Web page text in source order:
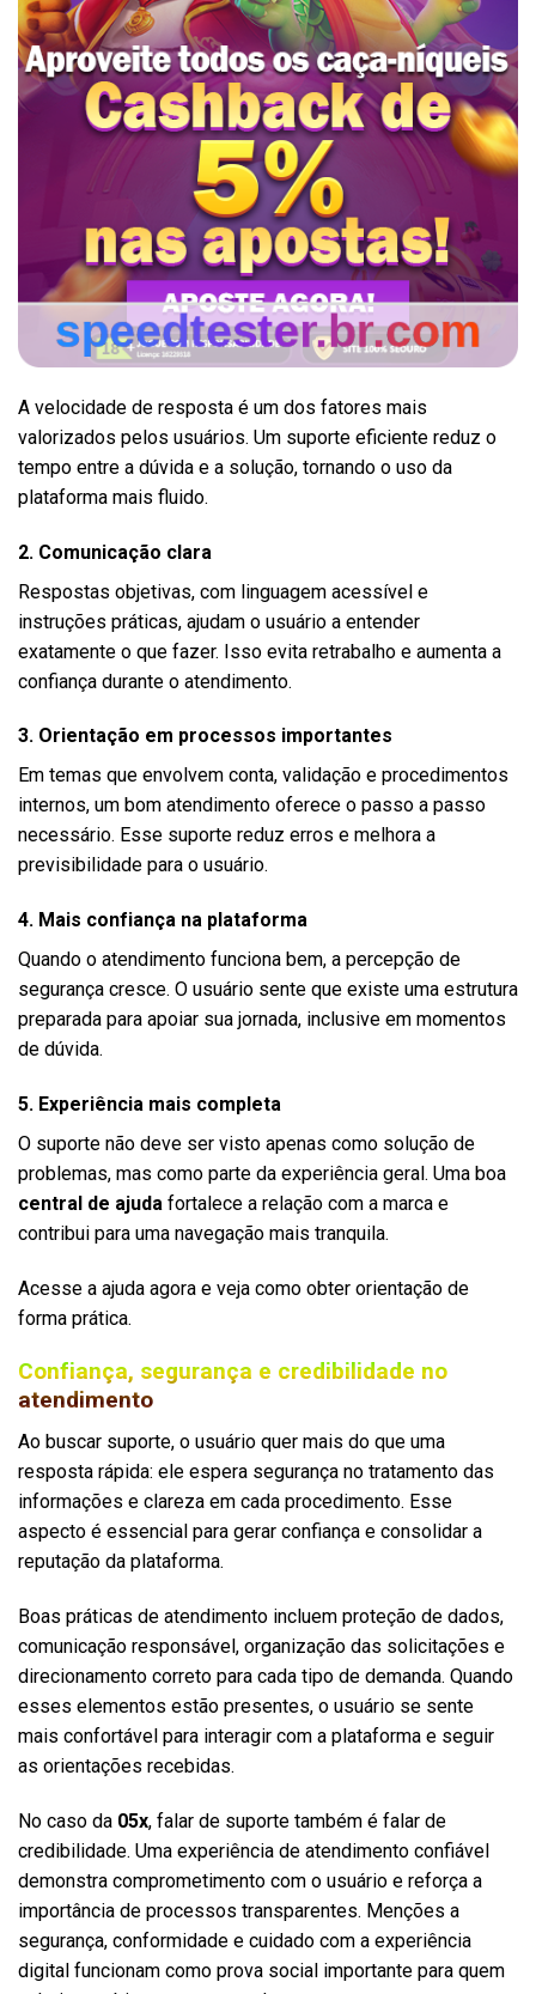
A velocidade de resposta é um dos fatores mais
valorizados pelos usuários. Um suporte eficiente reduz o
tempo entre a dúvida e a solução, tornando o uso da
plataforma mais fluido.
2. Comunicação clara
Respostas objetivas, com linguagem acessível e
instruções práticas, ajudam o usuário a entender
exatamente o que fazer. Isso evita retrabalho e aumenta a
confiança durante o atendimento.
3. Orientação em processos importantes
Em temas que envolvem conta, validação e procedimentos
internos, um bom atendimento oferece o passo a passo
necessário. Esse suporte reduz erros e melhora a
previsibilidade para o usuário.
4. Mais confiança na plataforma
Quando o atendimento funciona bem, a percepção de
segurança cresce. O usuário sente que existe uma estrutura
preparada para apoiar sua jornada, inclusive em momentos
de dúvida.
5. Experiência mais completa
O suporte não deve ser visto apenas como solução de
problemas, mas como parte da experiência geral. Uma boa
central de ajuda fortalece a relação com a marca e
contribui para uma navegação mais tranquila.
Acesse a ajuda agora e veja como obter orientação de
forma prática.
Confiança, segurança e credibilidade no
atendimento
Ao buscar suporte, o usuário quer mais do que uma
resposta rápida: ele espera segurança no tratamento das
informações e clareza em cada procedimento. Esse
aspecto é essencial para gerar confiança e consolidar a
reputação da plataforma.
Boas práticas de atendimento incluem proteção de dados,
comunicação responsável, organização das solicitações e
direcionamento correto para cada tipo de demanda. Quando
esses elementos estão presentes, o usuário se sente
mais confortável para interagir com a plataforma e seguir
as orientações recebidas.
No caso da 05x, falar de suporte também é falar de
credibilidade. Uma experiência de atendimento confiável
demonstra comprometimento com o usuário e reforça a
importância de processos transparentes. Menções a
segurança, conformidade e cuidado com a experiência
digital funcionam como prova social importante para quem